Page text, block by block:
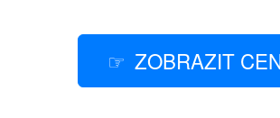
ZOBRAZIT